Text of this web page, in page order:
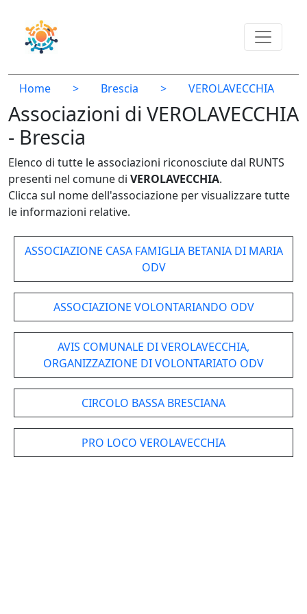
Home > Brescia > VEROLAVECCHIA
Associazioni di VEROLAVECCHIA
- Brescia
Elenco di tutte le associazioni riconosciute dal RUNTS
presenti nel comune di VEROLAVECCHIA.
Clicca sul nome dell'associazione per visualizzare tutte
le informazioni relative.
ASSOCIAZIONE CASA FAMIGLIA BETANIA DI MARIA
ODV
ASSOCIAZIONE VOLONTARIANDO ODV
AVIS COMUNALE DI VEROLAVECCHIA,
ORGANIZZAZIONE DI VOLONTARIATO ODV
CIRCOLO BASSA BRESCIANA
PRO LOCO VEROLAVECCHIA